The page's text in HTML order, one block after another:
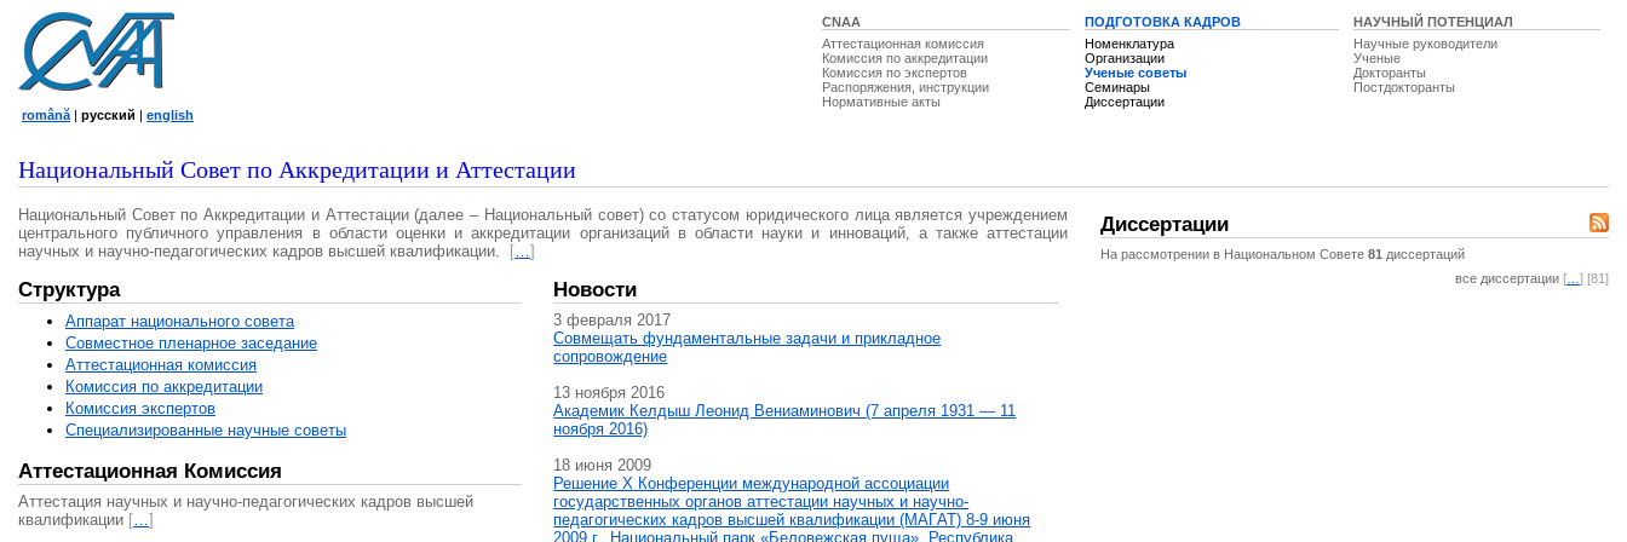
CNAA
Аттестационная комиссия
Комиссия по аккредитации
Комиссия по экспертов
Распоряжения, инструкции
Нормативные акты
ПОДГОТОВКА КАДРОВ
Номенклатура
Организации
Ученые советы
Семинары
Диссертации
НАУЧНЫЙ ПОТЕНЦИАЛ
Научные руководители
Ученые
Докторанты
Постдокторанты
română | русский | english
Национальный Совет по Аккредитации и Аттестации
Национальный Совет по Аккредитации и Аттестации (далее – Национальный совет) со статусом юридического лица является учреждением
центрального публичного управления в области оценки и аккредитации организаций в области науки и инноваций, а также аттестации
научных и научно-педагогических кадров высшей квалификации.
[…]
Структура
Аппарат национального совета
Совместное пленарное заседание
Аттестационная комисcия
Комиссия по аккредитации
Комиссия экспертов
Специализированные научные советы
Аттестационная Комиссия
Аттестация научных и научно-педагогических кадров высшей
квалификации […]
Новости
3 февраля 2017
Совмещать фундаментальные задачи и прикладное
сопровождение
13 ноября 2016
Академик Келдыш Леонид Вениаминович (7 апреля 1931 — 11
ноября 2016)
18 июня 2009
Решение X Конференции международной ассоциации
государственных органов аттестации научных и научно-
педагогических кадров высшей квалификации (МАГAT) 8-9 июня
2009 г., Национальный парк «Беловежская пуща», Республика
Диссертации
На рассмотрении в Национальном Совете 81 диссертаций
все диссертации [ ] [81]